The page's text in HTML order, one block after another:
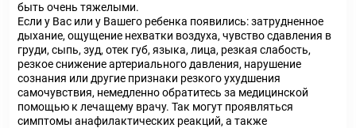
быть очень тяжелыми.
Если у Вас или у Вашего ребенка появились: затрудненное
дыхание, ощущение нехватки воздуха, чувство сдавления в
груди, сыпь, зуд, отек губ, языка, лица, резкая слабость,
резкое снижение артериального давления, нарушение
сознания или другие признаки резкого ухудшения
самочувствия, немедленно обратитесь за медицинской
помощью к лечащему врачу. Так могут проявляться
симптомы анафилактических реакций, а также